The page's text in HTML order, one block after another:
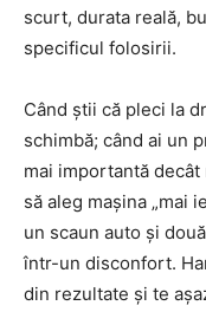
scurt, durata reală,
specificul folosirii.
Când știi că pleci la
schimbă; când ai un
mai importantă
să aleg mașina „mai
un scaun auto și
într-un disconfort.
din rezultate și te